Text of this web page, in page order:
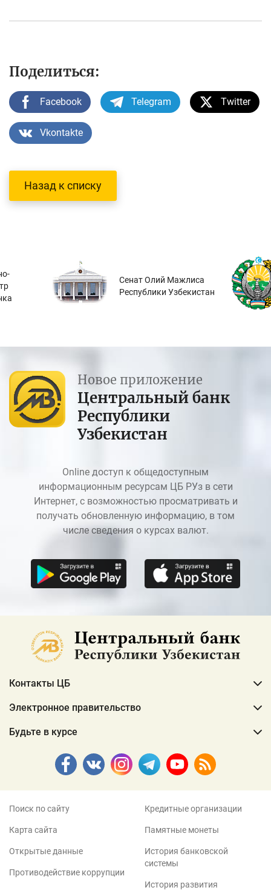
Поделиться:
Facebook Telegram Twitter
Vkontakte
Назад к списку
Сенат Олий Мажлиса
Республики Узбекистан
Новое приложение
Центральный банк
Республики
Узбекистан
Online доступ к общедоступным
информационным ресурсам ЦБ РУз в сети
Интернет, с возможностью просматривать и
получать обновленную информацию, в том
числе сведения о курсах валют.
Контакты ЦБ
Электронное правительство
Будьте в курсе
Поиск по сайту
Карта сайта
Открытые данные
Противодействие коррупции
Кредитные организации
Памятные монеты
История банковской
системы
История развития